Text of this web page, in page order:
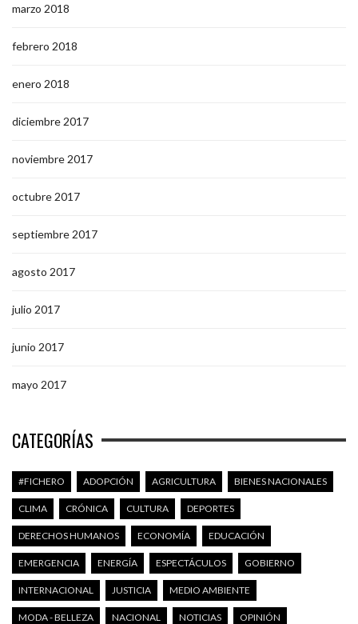
marzo 2018
febrero 2018
enero 2018
diciembre 2017
noviembre 2017
octubre 2017
septiembre 2017
agosto 2017
julio 2017
junio 2017
mayo 2017
CATEGORÍAS
#FICHERO ADOPCIÓN AGRICULTURA BIENES NACIONALES
CLIMA CRÓNICA CULTURA DEPORTES
DERECHOS HUMANOS ECONOMÍA EDUCACIÓN
EMERGENCIA ENERGÍA ESPECTÁCULOS GOBIERNO
INTERNACIONAL JUSTICIA MEDIO AMBIENTE
MODA - BELLEZA NACIONAL NOTICIAS OPINIÓN